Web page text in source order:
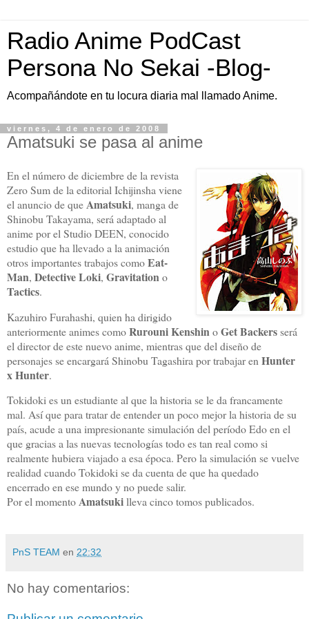
Radio Anime PodCast
Persona No Sekai -Blog-
Acompañándote en tu locura diaria mal llamado Anime.
viernes, 4 de enero de 2008
Amatsuki se pasa al anime
En el número de diciembre de la revista
Zero Sum de la editorial Ichijinsha viene
el anuncio de queAmatsuki, manga de
Shinobu Takayama, será adaptado al
anime por el Studio DEEN, conocido
estudio que ha llevado a la animación
otros importantes trabajos comoEat-
Man, Detective Loki, Gravitationo
Tactics.
Kazuhiro Furahashi, quien ha dirigido
anteriormente animes comoRurouni Kenshin oGet Backersserá
el director de este nuevo anime, mientras que del diseño de
personajes se encargará Shinobu Tagashira por trabajar en Hunter
x Hunter.
Tokidoki es un estudiante al que la historia se le da francamente
mal. Así que para tratar de entender un poco mejor la historia de su
país, acude a una impresionante simulación del período Edo en el
que gracias a las nuevas tecnologías todo es tan real como si
realmente hubiera viajado a esa época. Pero la simulación se vuelve
realidad cuando Tokidoki se da cuenta de que ha quedado
encerrado en ese mundo y no puede salir.
Por el momentoAmatsukilleva cinco tomos publicados.
PnS TEAM en 22:32
No hay comentarios: